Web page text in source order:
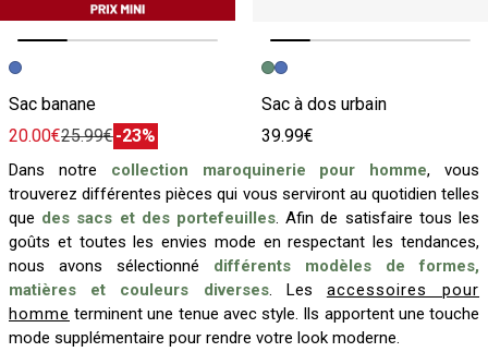
Image précédente
Image suivante
Sac banane
20.00€25.99€-23%
Image précédente
Image suivante
Sac à dos urbain
39.99€
Dans notre collection maroquinerie pour homme, vous
trouverez différentes pièces qui vous serviront au quotidien telles
que des sacs et des portefeuilles. Afin de satisfaire tous les
goûts et toutes les envies mode en respectant les tendances,
nous avons sélectionné différents modèles de formes,
matières et couleurs diverses. Les accessoires pour
homme terminent une tenue avec style. Ils apportent une touche
mode supplémentaire pour rendre votre look moderne.